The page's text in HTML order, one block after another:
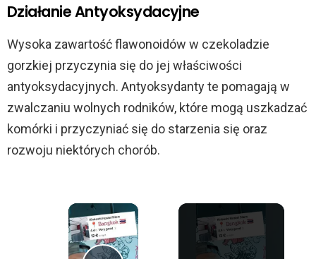
Działanie Antyoksydacyjne
Wysoka zawartość flawonoidów w czekoladzie
gorzkiej przyczynia się do jej właściwości
antyoksydacyjnych. Antyoksydanty te pomagają w
zwalczaniu wolnych rodników, które mogą uszkadzać
komórki i przyczyniać się do starzenia się oraz
rozwoju niektórych chorób.
×